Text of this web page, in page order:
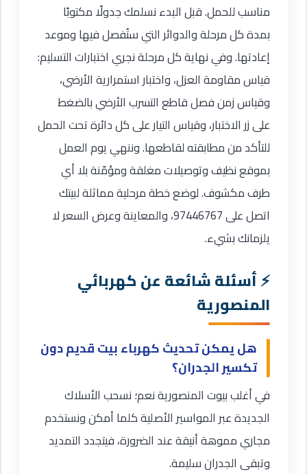
مناسب للحمل. قبل البدء نسلمك جدولًا مكتوبًا
بمدة كل مرحلة والدوائر التي ستُفصل فيها وموعد
إعادتها. وفي نهاية كل مرحلة نجري اختبارات التسليم:
قياس مقاومة العزل، واختبار استمرارية الأرضي،
وقياس زمن فصل قاطع التسرب الأرضي بالضغط
على زر الاختبار، وقياس التيار على كل دائرة تحت الحمل
للتأكد من مطابقته لقاطعها. وننهي يوم العمل
بموقع نظيف وتوصيلات مغلقة ومؤمّنة بلا أي
طرف مكشوف. لوضع خطة مرحلية مماثلة لبيتك
اتصل على 97446767، والمعاينة وعرض السعر لا
يلزمانك بشيء.
أسئلة شائعة عن كهربائي
المنصورية
هل يمكن تحديث كهرباء بيت قديم دون
تكسير الجدران؟
في أغلب بيوت المنصورية نعم؛ نسحب الأسلاك
الجديدة عبر المواسير الأصلية كلما أمكن ونستخدم
مجاري مموهة أنيقة عند الضرورة، فيتجدد التمديد
وتبقى الجدران سليمة.